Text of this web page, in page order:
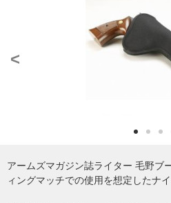
<
アームズマガジン誌ライター 毛野ブ
ィングマッチでの使用を想定したナ